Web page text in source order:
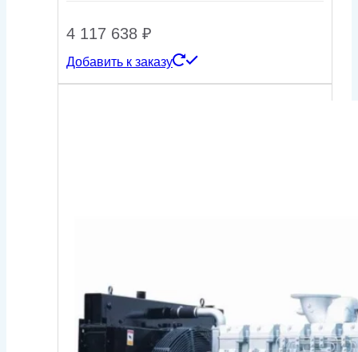
4 117 638 ₽
Добавить к заказу